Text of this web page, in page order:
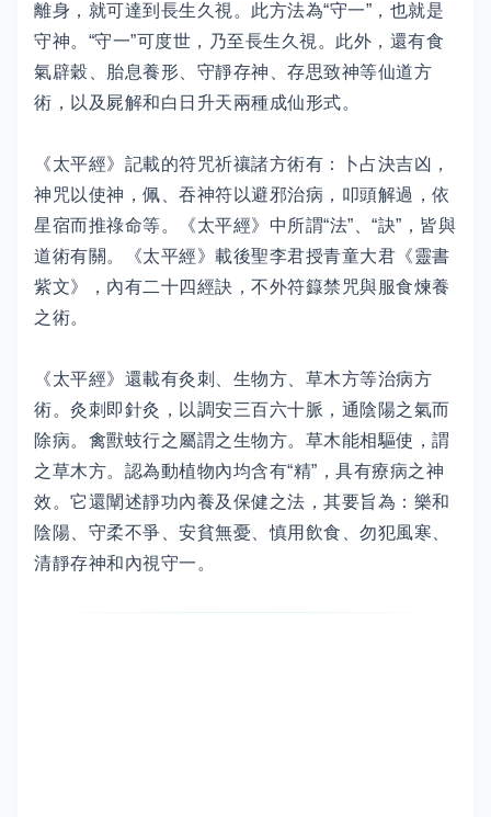
離身，就可達到長生久視。此方法為“守一”，也就是
守神。“守一”可度世，乃至長生久視。此外，還有食
氣辟穀、胎息養形、守靜存神、存思致神等仙道方
術，以及屍解和白日升天兩種成仙形式。
《太平經》記載的符咒祈禳諸方術有：卜占決吉凶，
神咒以使神，佩、吞神符以避邪治病，叩頭解過，依
星宿而推祿命等。《太平經》中所謂“法”、“訣”，皆與
道術有關。《太平經》載後聖李君授青童大君《靈書
紫文》，內有二十四經訣，不外符籙禁咒與服食煉養
之術。
《太平經》還載有灸刺、生物方、草木方等治病方
術。灸刺即針灸，以調安三百六十脈，通陰陽之氣而
除病。禽獸蚑行之屬謂之生物方。草木能相驅使，謂
之草木方。認為動植物內均含有“精”，具有療病之神
效。它還闡述靜功內養及保健之法，其要旨為：樂和
陰陽、守柔不爭、安貧無憂、慎用飲食、勿犯風寒、
清靜存神和內視守一。